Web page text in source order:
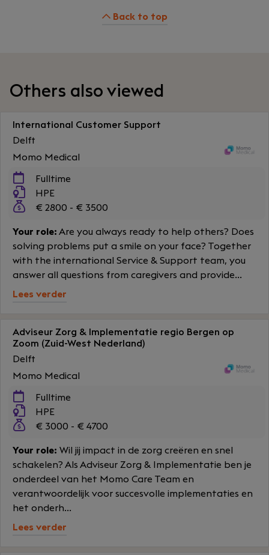
Back to top
Others also viewed
International Customer Support
Delft
Momo Medical
Fulltime
HPE
€ 2800 - € 3500
Your role: Are you always ready to help others? Does
solving problems put a smile on your face? Together
with the international Service & Support team, you
answer all questions from caregivers and provide...
Lees verder
Adviseur Zorg & Implementatie regio Bergen op
Zoom (Zuid-West Nederland)
Delft
Momo Medical
Fulltime
HPE
€ 3000 - € 4700
Your role: Wil jij impact in de zorg creëren en snel
schakelen? Als Adviseur Zorg & Implementatie ben je
onderdeel van het Momo Care Team en
verantwoordelijk voor succesvolle implementaties en
het onderh...
Lees verder